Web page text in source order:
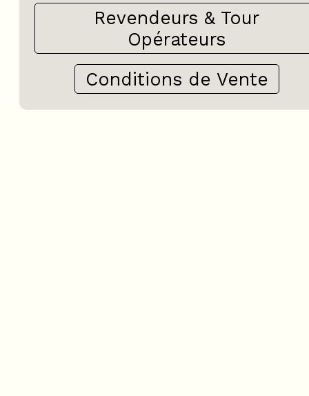
Revendeurs & Tour
Opérateurs
Conditions de Vente